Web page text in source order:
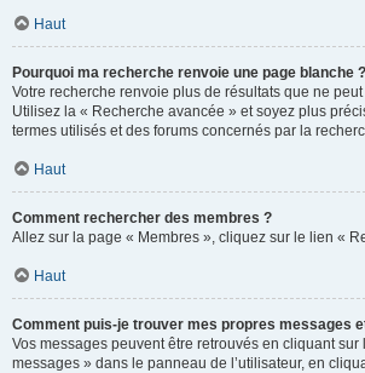
Haut
Pourquoi ma recherche renvoie une page blanche
Votre recherche renvoie plus de résultats que ne
Utilisez la « Recherche avancée » et soyez plus
termes utilisés et des forums concernés par la
Haut
Comment rechercher des membres ?
Allez sur la page « Membres », cliquez sur le lien «
Haut
Comment puis-je trouver mes propres messages
Vos messages peuvent être retrouvés en cliquant sur
messages » dans le panneau de l’utilisateur, en